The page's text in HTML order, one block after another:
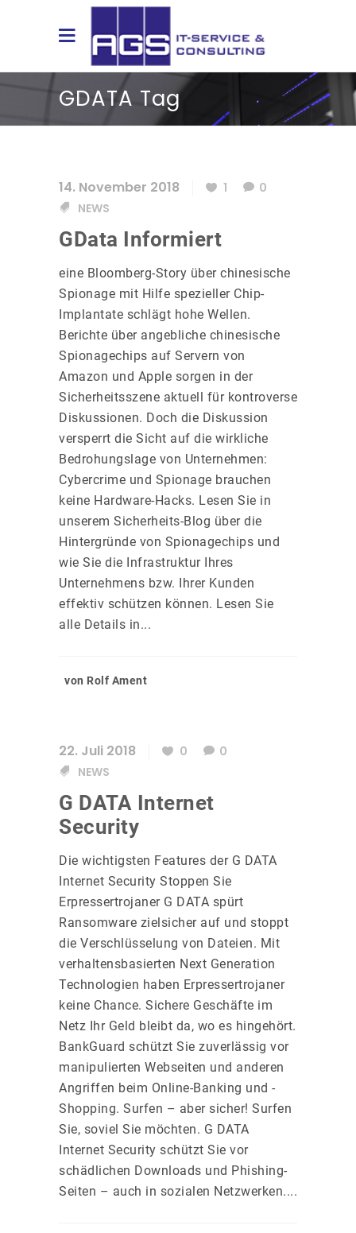
GDATA Tag
14. November 2018 1
0
NEWS
GData Informiert
eine Bloomberg-Story über chinesische
Spionage mit Hilfe spezieller Chip-
Implantate schlägt hohe Wellen.
Berichte über angebliche chinesische
Spionagechips auf Servern von
Amazon und Apple sorgen in der
Sicherheitsszene aktuell für kontroverse
Diskussionen. Doch die Diskussion
versperrt die Sicht auf die wirkliche
Bedrohungslage von Unternehmen:
Cybercrime und Spionage brauchen
keine Hardware-Hacks. Lesen Sie in
unserem Sicherheits-Blog über die
Hintergründe von Spionagechips und
wie Sie die Infrastruktur Ihres
Unternehmens bzw. Ihrer Kunden
effektiv schützen können. Lesen Sie
alle Details in...
von Rolf Ament
22. Juli 2018 0
0
NEWS
G DATA Internet
Security
Die wichtigsten Features der G DATA
Internet Security Stoppen Sie
Erpressertrojaner G DATA spürt
Ransomware zielsicher auf und stoppt
die Verschlüsselung von Dateien. Mit
verhaltensbasierten Next Generation
Technologien haben Erpressertrojaner
keine Chance. Sichere Geschäfte im
Netz Ihr Geld bleibt da, wo es hingehört.
BankGuard schützt Sie zuverlässig vor
manipulierten Webseiten und anderen
Angriffen beim Online-Banking und -
Shopping. Surfen – aber sicher! Surfen
Sie, soviel Sie möchten. G DATA
Internet Security schützt Sie vor
schädlichen Downloads und Phishing-
Seiten – auch in sozialen Netzwerken....